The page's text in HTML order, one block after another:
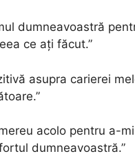
dumneavoastră
ce ați făcut.”
asupra carierei
acolo pentru a-
dumneavoastră.”